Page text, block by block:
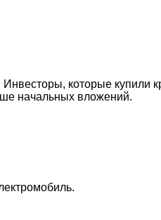
которые
начальных вложений.